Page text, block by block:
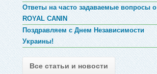
Ответы на часто задаваемые вопросы о
ROYAL CANIN
Поздравляем с Днем Независимости
Украины!
Все статьи и новости